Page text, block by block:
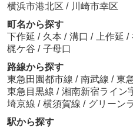
横浜市港北区 / 川崎市幸区
町名から探す
下作延 / 久本 / 溝口 / 上作延 /
梶ケ谷 / 子母口
路線から探す
東急田園都市線 / 南武線 / 東
東急目黒線 / 湘南新宿ライン
埼京線 / 横須賀線 / グリーン
駅から探す